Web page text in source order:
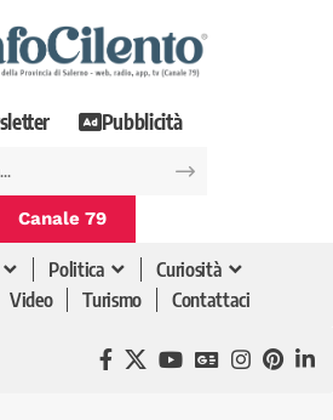
Pubblicità
Canale 79
Politica
Curiosità
Video Turismo Contattaci